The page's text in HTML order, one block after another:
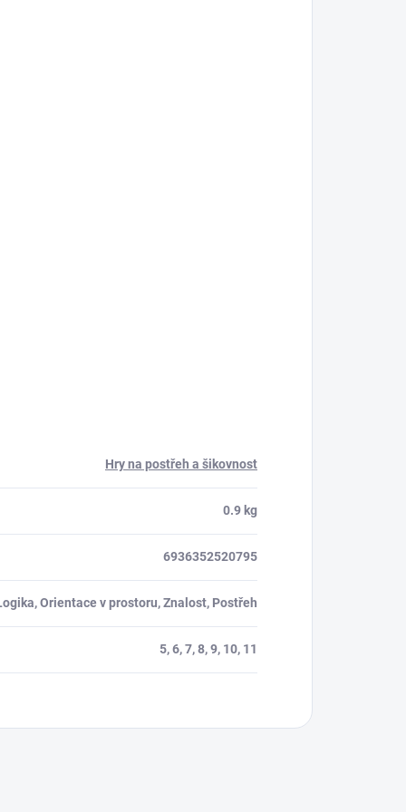
Hry na postřeh a šikovnost
0.9 kg
6936352520795
Orientace v prostoru, Znalost, Postřeh
5, 6, 7, 8, 9, 10, 11